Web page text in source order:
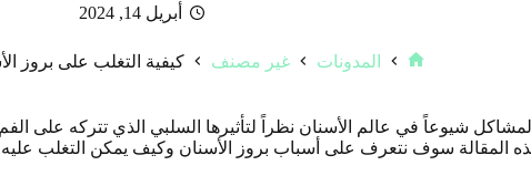
أبريل 14, 2024
المدونات غير مصنف كيفية التغلب على بروز
المشاكل شيوعاً في عالم الأسنان نظراً لتأثيرها السلبي الذي تتركه على
المقالة سوف نتعرف على أسباب بروز الأسنان وكيف يمكن التغلب عليه.